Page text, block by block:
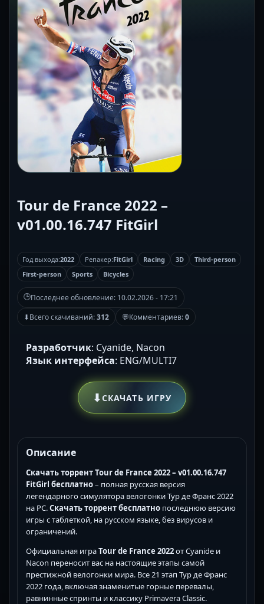
Tour de France 2022 –
v01.00.16.747 FitGirl
Год выхода:2022 Репакер:FitGirl Racing 3D
Third-person
First-person
Sports Bicycles
🕒Последнее обновление: 10.02.2026 - 17:21
⬇Всего скачиваний:312 💬Комментариев:0
Разработчик: Cyanide, Nacon
Язык интерфейса: ENG/MULTI7
⬇СКАЧАТЬ ИГРУ
Описание
Скачать торрент Tour de France 2022 – v01.00.16.747
FitGirl бесплатно– полная русская версия
легендарного симулятора велогонки Тур де Франс 2022
на PC.Скачать торрент бесплатно последнюю версию
игры с таблеткой, на русском языке, без вирусов и
ограничений.
Официальная играTour de France 2022от Cyanide и
Nacon переносит вас на настоящие этапы самой
престижной велогонки мира. Все 21 этап Тур де Франс
2022 года, включая знаменитые горные перевалы,
равнинные спринты и классику Primavera Classic.